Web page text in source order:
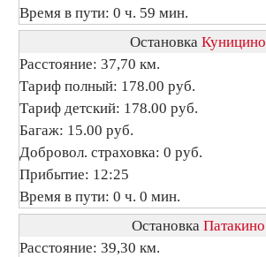
Время в пути: 0 ч. 59 мин.
Остановка Куницино
Расстояние: 37,70 км.
Тариф полный: 178.00 руб.
Тариф детский: 178.00 руб.
Багаж: 15.00 руб.
Добровол. страховка: 0 руб.
Прибытие: 12:25
Время в пути: 0 ч. 0 мин.
Остановка Патакино
Расстояние: 39,30 км.